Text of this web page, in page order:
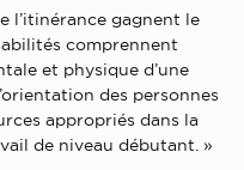
l’itinérance gagnent le
comprennent
et physique d’une
des personnes
appropriés dans la
de niveau débutant. »